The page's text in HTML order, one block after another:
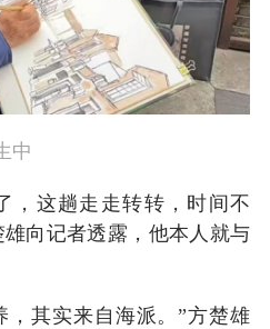
中
，这趟走走转转，时间不
向记者透露，他本人就与
，其实来自海派。”方楚雄